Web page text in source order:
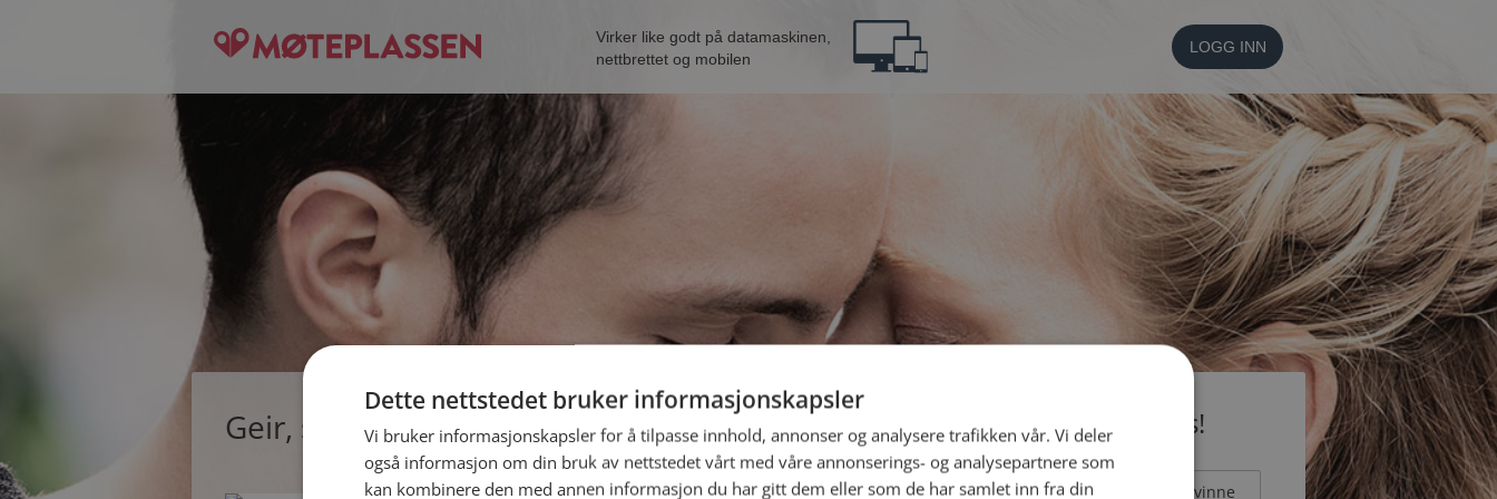
Virker like godt på datamaskinen,
nettbrettet og mobilen
LOGG INN
Geir, single mann fra Kristiansand Bli medlem gratis!
Jeg er en: Mann Kvinne
Dette nettstedet bruker informasjonskapsler
Vi bruker informasjonskapsler for å tilpasse innhold, annonser og analysere trafikken vår. Vi deler
også informasjon om din bruk av nettstedet vårt med våre annonserings- og analysepartnere som
kan kombinere den med annen informasjon du har gitt dem eller som de har samlet inn fra din